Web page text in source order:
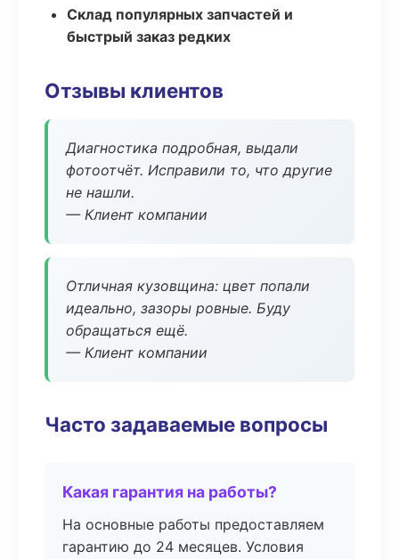
Склад популярных запчастей и
быстрый заказ редких
Отзывы клиентов
Диагностика подробная, выдали
фотоотчёт. Исправили то, что другие
не нашли.
— Клиент компании
Отличная кузовщина: цвет попали
идеально, зазоры ровные. Буду
обращаться ещё.
— Клиент компании
Часто задаваемые вопросы
Какая гарантия на работы?
На основные работы предоставляем
гарантию до 24 месяцев. Условия